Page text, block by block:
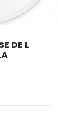
DE L